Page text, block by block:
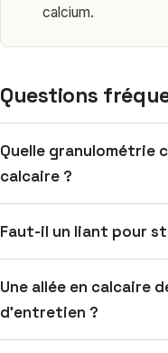
calcium.
Questions
Quelle granulométrie
calcaire ?
Faut-il un liant pour
Une allée en calcaire
d’entretien ?